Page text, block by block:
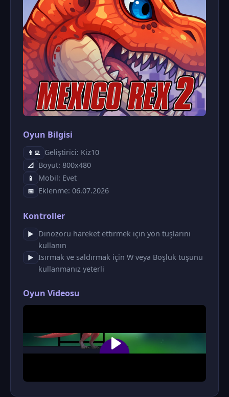
Oyun Bilgisi
👨‍💻 Geliştirici: Kiz10
📐 Boyut: 800x480
📱 Mobil: Evet
📅 Eklenme: 06.07.2026
Kontroller
▶
Dinozoru hareket ettirmek için yön tuşlarını
kullanın
▶ Isırmak ve saldırmak için W veya Boşluk tuşunu
kullanmanız yeterli
Oyun Videosu